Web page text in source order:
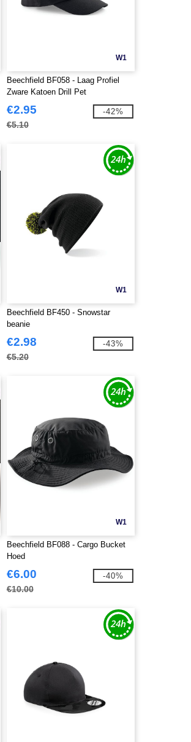
W1
Beechfield BF058 - Laag Profiel
Zware Katoen Drill Pet
€2.95
€5.10
-42%
W1
Beechfield BF450 - Snowstar
beanie
€2.98
€5.20
-43%
W1
Beechfield BF088 - Cargo Bucket
Hoed
€6.00
€10.00
-40%